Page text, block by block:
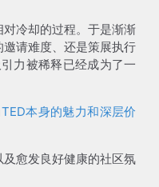
冷却的过程。于是渐渐
请难度、还是策展执行
力被稀释已经成为了一
TED本身的魅力和深层价
愈发良好健康的社区氛